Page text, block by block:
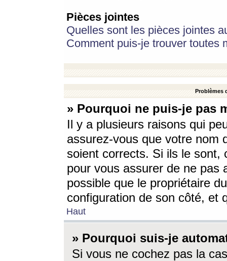
Pièces jointes
Quelles sont les pièces jointes
Comment puis-je trouver toutes
Problèmes
» Pourquoi ne puis-je pas
Il y a plusieurs raisons qui
assurez-vous que votre nom
soient corrects. Si ils le sont,
pour vous assurer de ne pas
possible que le propriétaire
configuration de son côté, et
Haut
» Pourquoi suis-je
Si vous ne cochez pas la